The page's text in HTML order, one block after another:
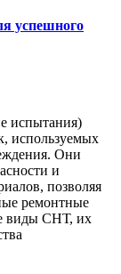
успешного
испытания)
используемых
Они
и
позволяя
ремонтные
виды СНТ, их